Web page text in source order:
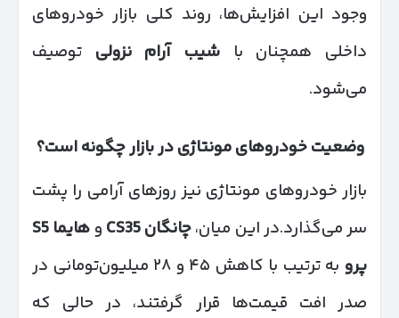
وجود این افزایش‌ها، روند کلی بازار خودروهای
داخلی همچنان با شیب آرام نزولی توصیف
می‌شود.
وضعیت خودروهای مونتاژی در بازار چگونه است؟
بازار خودروهای مونتاژی نیز روزهای آرامی را پشت
سر می‌گذارد.در این میان،چانگانCS35 وهایما
پرو
به ترتیب با کاهش ۴۵ و ۲۸ میلیون‌تومانی در
صدر افت قیمت‌ها قرار گرفتند، در حالی که